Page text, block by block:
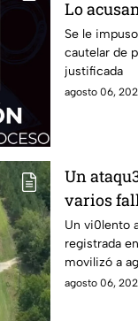
Lo
al
pareja
Se le
cautelar de
justificada
agosto 06,
Un
varios
herido
vivienda:
han
Un vi0lento
registrada
movilizó a
estatales; se
agosto 06,